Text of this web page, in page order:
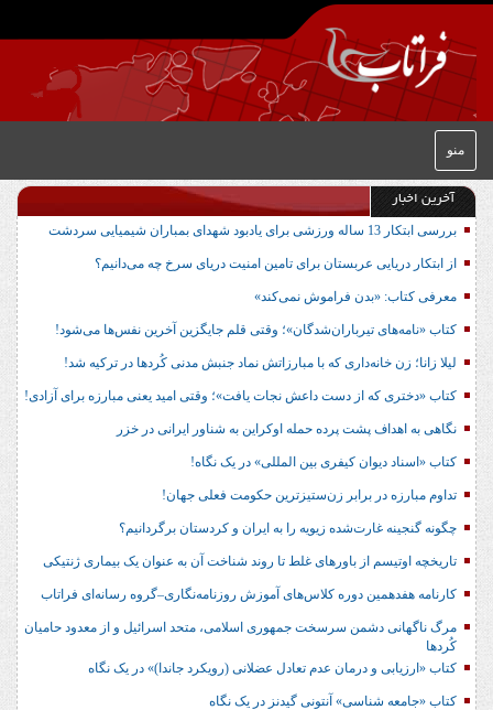
منو
آخرین اخبار
بررسی ابتکار 13 ساله ورزشی برای یادبود شهدای بمباران شیمیایی سردشت
از ابتکار دریایی عربستان برای تامین امنیت دریای سرخ چه می‌دانیم؟
معرفی کتاب: «بدن فراموش نمی‌کند»
کتاب «نامه‌های تیرباران‌شدگان»؛ وقتی قلم جایگزین آخرین نفس‌ها می‌شود!
لیلا زانا؛ زن خانه‌داری که با مبارزاتش نماد جنبش مدنی کُردها در ترکیه شد!
کتاب «دختری که از دست داعش نجات یافت»؛ وقتی امید یعنی مبارزه برای آزادی!
نگاهی به اهداف پشت پرده حمله اوکراین به شناور ایرانی در خزر
کتاب «اسناد دیوان کیفری بین المللی» در یک نگاه!
تداوم مبارزه در برابر زن‌ستیزترین حکومت فعلی جهان!
چگونه گنجینه غارت‌شده زیویه را به ایران و کردستان برگردانیم؟
تاریخچه اوتیسم از باورهای غلط تا روند شناخت آن به عنوان یک بیماری ژنتیکی
کارنامه هفدهمین دوره کلاس‌های آموزش روزنامه‌نگاری–گروه رسانه‌ای فراتاب
مرگ ناگهانی دشمن سرسخت جمهوری اسلامی، متحد اسرائیل و از معدود حامیان
کُردها
کتاب «ارزیابی و درمان عدم تعادل عضلانی (رویکرد جاندا)» در یک نگاه
کتاب «جامعه شناسی» آنتونی گیدنز در یک نگاه